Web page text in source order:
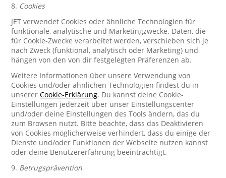
8. Cookies
JET verwendet Cookies oder ähnliche Technologien für
funktionale, analytische und Marketingzwecke. Daten, die
für Cookie-Zwecke verarbeitet werden, verschieben sich je
nach Zweck (funktional, analytisch oder Marketing) und
hängen von den von dir festgelegten Präferenzen ab.
Weitere Informationen über unsere Verwendung von
Cookies und/oder ähnlichen Technologien findest du in
unsererCookie-Erklärung. Du kannst deine Cookie-
Einstellungen jederzeit über unser Einstellungscenter
und/oder deine Einstellungen des Tools ändern, das du
zum Browsen nutzt. Bitte beachte, dass das Deaktivieren
von Cookies möglicherweise verhindert, dass du einige der
Dienste und/oder Funktionen der Webseite nutzen kannst
oder deine Benutzererfahrung beeinträchtigt.
9. Betrugsprävention